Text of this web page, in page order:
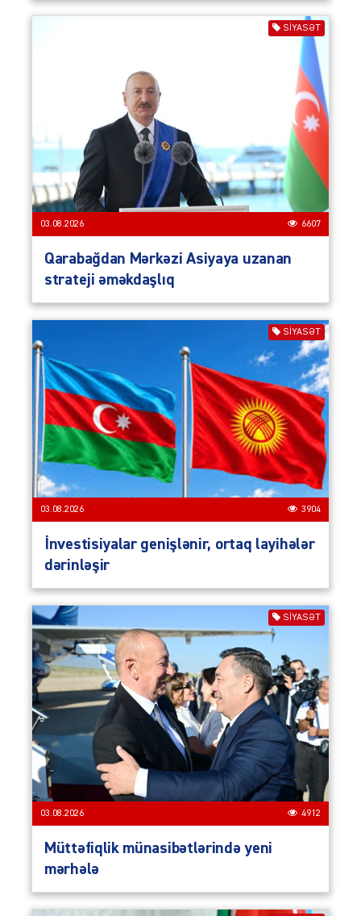
SIYASƏT
03.08.2026 6607
Qarabağdan Mərkəzi Asiyaya uzanan
strateji əməkdaşlıq
SIYASƏT
03.08.2026 3904
İnvestisiyalar genişlənir, ortaq layihələr
dərinləşir
SIYASƏT
03.08.2026 4912
Müttəfiqlik münasibətlərində yeni
mərhələ